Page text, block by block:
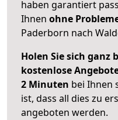
haben garantiert
Ihnen ohne
Paderborn nach
Holen Sie sich ganz
kostenlose
2 Minuten bei Ihnen
ist, dass all dies zu
angeboten werden.